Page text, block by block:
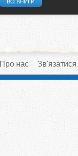
ВСІ КНИГИ
Про нас